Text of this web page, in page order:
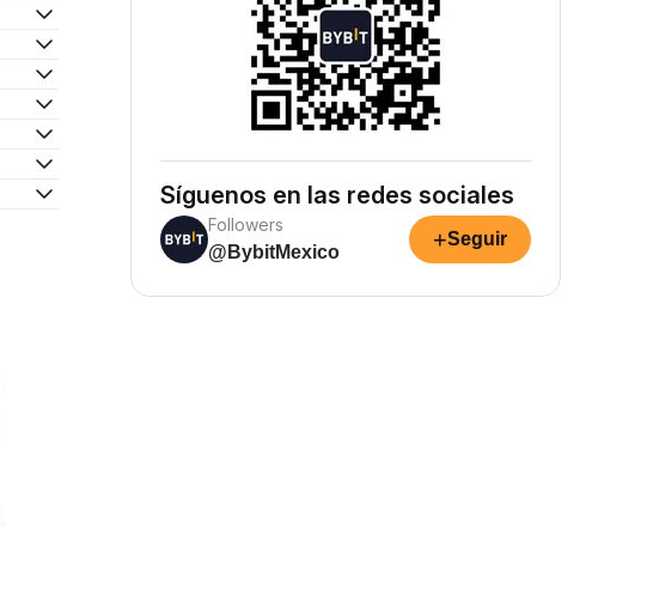
Síguenos en las redes sociales
Followers
@BybitMexico
+Seguir